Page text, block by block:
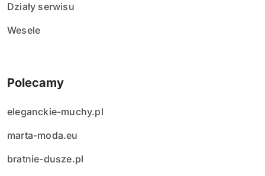
Działy serwisu
Wesele
Polecamy
eleganckie-muchy.pl
marta-moda.eu
bratnie-dusze.pl